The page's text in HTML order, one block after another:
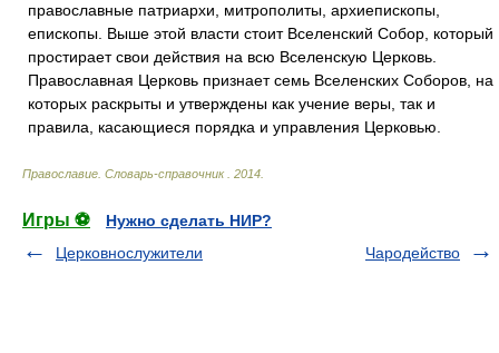
православные патриархи, митрополиты, архиепископы,
епископы. Выше этой власти стоит Вселенский Собор, который
простирает свои действия на всю Вселенскую Церковь.
Православная Церковь признает семь Вселенских Соборов, на
которых раскрыты и утверждены как учение веры, так и
правила, касающиеся порядка и управления Церковью.
Православие. Словарь-справочник 2014
Игры ⚽
Нужно сделать НИР?
Церковнослужители
Чародейство